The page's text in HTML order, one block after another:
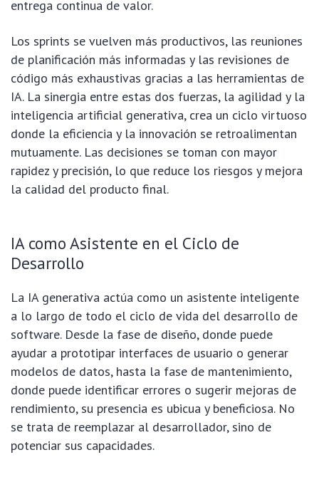
entrega continua de valor.
Los sprints se vuelven más productivos, las reuniones
de planificación más informadas y las revisiones de
código más exhaustivas gracias a las herramientas de
IA. La sinergia entre estas dos fuerzas, la agilidad y la
inteligencia artificial generativa, crea un ciclo virtuoso
donde la eficiencia y la innovación se retroalimentan
mutuamente. Las decisiones se toman con mayor
rapidez y precisión, lo que reduce los riesgos y mejora
la calidad del producto final.
IA como Asistente en el Ciclo de
Desarrollo
La IA generativa actúa como un asistente inteligente
a lo largo de todo el ciclo de vida del desarrollo de
software. Desde la fase de diseño, donde puede
ayudar a prototipar interfaces de usuario o generar
modelos de datos, hasta la fase de mantenimiento,
donde puede identificar errores o sugerir mejoras de
rendimiento, su presencia es ubicua y beneficiosa. No
se trata de reemplazar al desarrollador, sino de
potenciar sus capacidades.